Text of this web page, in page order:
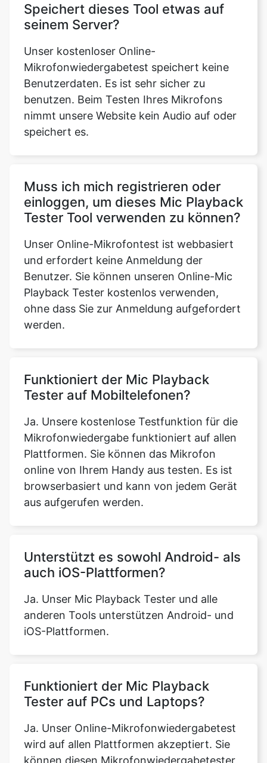
Speichert dieses Tool etwas auf
seinem Server?
Unser kostenloser Online-
Mikrofonwiedergabetest speichert keine
Benutzerdaten. Es ist sehr sicher zu
benutzen. Beim Testen Ihres Mikrofons
nimmt unsere Website kein Audio auf oder
speichert es.
Muss ich mich registrieren oder
einloggen, um dieses Mic Playback
Tester Tool verwenden zu können?
Unser Online-Mikrofontest ist webbasiert
und erfordert keine Anmeldung der
Benutzer. Sie können unseren Online-Mic
Playback Tester kostenlos verwenden,
ohne dass Sie zur Anmeldung aufgefordert
werden.
Funktioniert der Mic Playback
Tester auf Mobiltelefonen?
Ja. Unsere kostenlose Testfunktion für die
Mikrofonwiedergabe funktioniert auf allen
Plattformen. Sie können das Mikrofon
online von Ihrem Handy aus testen. Es ist
browserbasiert und kann von jedem Gerät
aus aufgerufen werden.
Unterstützt es sowohl Android- als
auch iOS-Plattformen?
Ja. Unser Mic Playback Tester und alle
anderen Tools unterstützen Android- und
iOS-Plattformen.
Funktioniert der Mic Playback
Tester auf PCs und Laptops?
Ja. Unser Online-Mikrofonwiedergabetest
wird auf allen Plattformen akzeptiert. Sie
können diesen Mikrofonwiedergabetester